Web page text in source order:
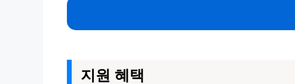
지원 혜택